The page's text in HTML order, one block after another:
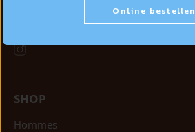
Mar - ven: 10 h 00 - 18 h 30
Sam: 10 h 00 - 16 h 30
SHOP
Hommes
Online bestellen